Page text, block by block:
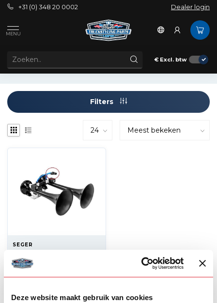
Deze website maakt gebruik van cookies
+31 (0) 348 20 0002 Dealer login
MENU
€ Excl. btw
Merken
Filters
SEGER
79,00 Backorder
Product bekijken